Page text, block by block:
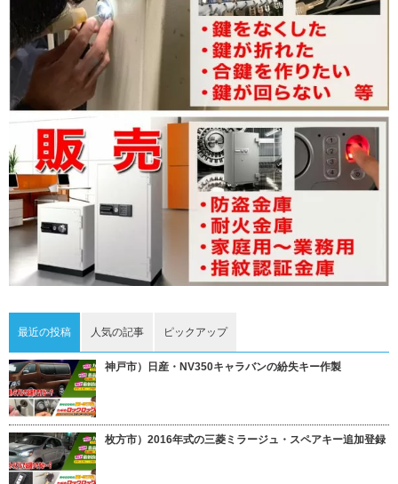
最近の投稿 人気の記事 ピックアップ
神戸市）日産・NV350キャラバンの紛失キー作製
枚方市）2016年式の三菱ミラージュ・スペアキー追加登録